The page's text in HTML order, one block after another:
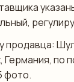
продавца:
по
фото.